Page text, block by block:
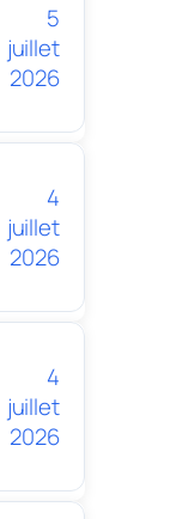
5
juillet
2026
4
juillet
2026
4
juillet
2026